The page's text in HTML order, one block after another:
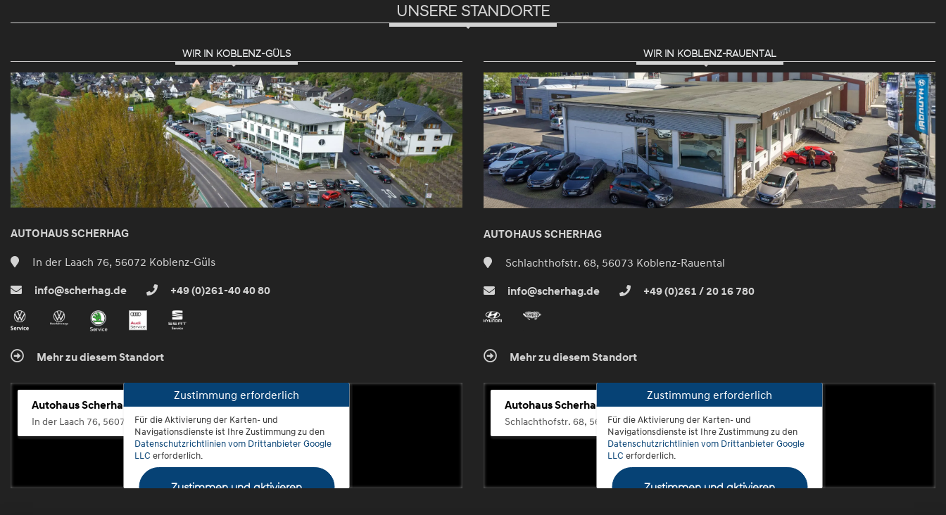
UNSERE STANDORTE
WIR IN KOBLENZ-GÜLS
AUTOHAUS SCHERHAG
In der Laach 76, 56072 Koblenz-Güls
info@scherhag.de +49 (0)261-40 40 80
Mehr zu diesem Standort
Autohaus Scherhag
In der Laach 76, 56072 Koblenz-Güls
Zustimmung erforderlich
Für die Aktivierung der Karten- und
Navigationsdienste ist Ihre Zustimmung zu den
Datenschutzrichtlinien vom Drittanbieter Google
LLC erforderlich.
Zustimmen und aktivieren
WIR IN KOBLENZ-RAUENTAL
AUTOHAUS SCHERHAG
Schlachthofstr. 68, 56073 Koblenz-Rauental
info@scherhag.de +49 (0)261 / 20 16 780
Mehr zu diesem Standort
Autohaus Scherhag
Schlachthofstr. 68, 56073 Koblenz-Rauental
Zustimmung erforderlich
Für die Aktivierung der Karten- und
Navigationsdienste ist Ihre Zustimmung zu den
Datenschutzrichtlinien vom Drittanbieter Google
LLC erforderlich.
Zustimmen und aktivieren